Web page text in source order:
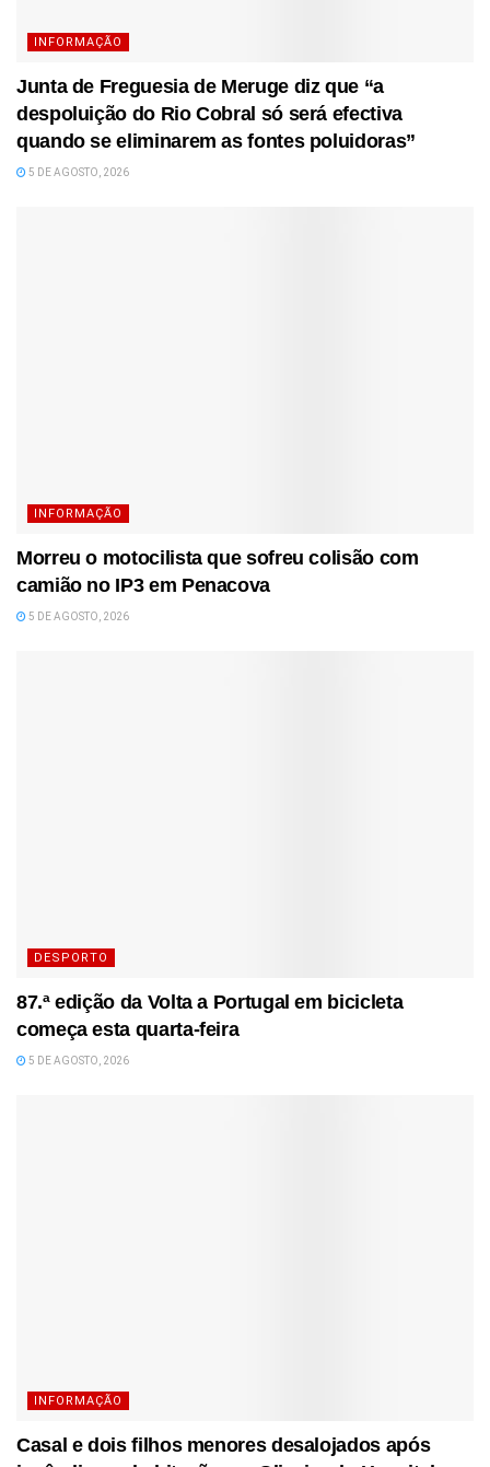
INFORMAÇÃO
Junta de Freguesia de Meruge diz que “a
despoluição do Rio Cobral só será efectiva
quando se eliminarem as fontes poluidoras”
5 DE AGOSTO, 2026
INFORMAÇÃO
Morreu o motocilista que sofreu colisão com
camião no IP3 em Penacova
5 DE AGOSTO, 2026
DESPORTO
87.ª edição da Volta a Portugal em bicicleta
começa esta quarta-feira
5 DE AGOSTO, 2026
INFORMAÇÃO
Casal e dois filhos menores desalojados após